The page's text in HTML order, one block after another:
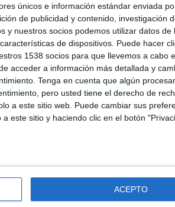
únicos e información estándar enviada
de publicidad y contenido, investigación
y nuestros socios podemos utilizar datos de
de dispositivos. Puede hacer
1538 socios para que llevemos a cabo
acceder a información más detallada y
Tenga en cuenta que algún
pero usted tiene el derecho de
a este sitio web. Puede cambiar sus
este sitio y haciendo clic en el botón
ACEPTO
ENVIAR PIN 06/